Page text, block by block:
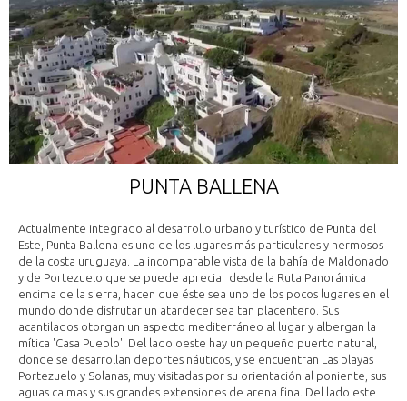
PUNTA BALLENA
Actualmente integrado al desarrollo urbano y turístico de Punta del
Este, Punta Ballena es uno de los lugares más particulares y hermosos
de la costa uruguaya. La incomparable vista de la bahía de Maldonado
y de Portezuelo que se puede apreciar desde la Ruta Panorámica
encima de la sierra, hacen que éste sea uno de los pocos lugares en el
mundo donde disfrutar un atardecer sea tan placentero. Sus
acantilados otorgan un aspecto mediterráneo al lugar y albergan la
mítica 'Casa Pueblo'. Del lado oeste hay un pequeño puerto natural,
donde se desarrollan deportes náuticos, y se encuentran Las playas
Portezuelo y Solanas, muy visitadas por su orientación al poniente, sus
aguas calmas y sus grandes extensiones de arena fina. Del lado este